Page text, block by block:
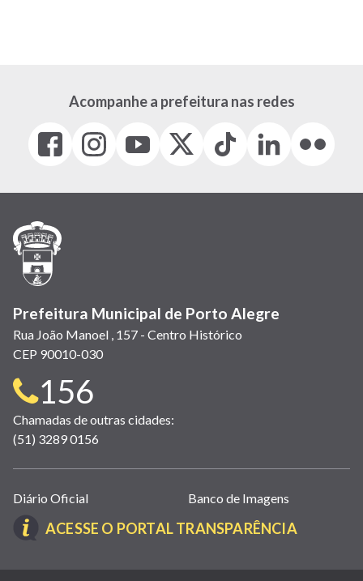
Acompanhe a prefeitura nas redes
Facebook
(link
em
janela)
Instagram
(link
em
(link
em
(Antigo
(link
Tiktok
(link
em
LinkedIn
(link
em
(link
em
Prefeitura Municipal de Porto Alegre
Rua João Manoel , 157 - Centro Histórico
CEP 90010-030
Telefone
para
contato:
156
Chamadas de outras cidades:
(51) 3289 0156
Links
úteis
(abrem
nova
Diário Oficial Banco de Imagens
ACESSE O PORTAL TRANSPARÊNCIA(LINK
EM